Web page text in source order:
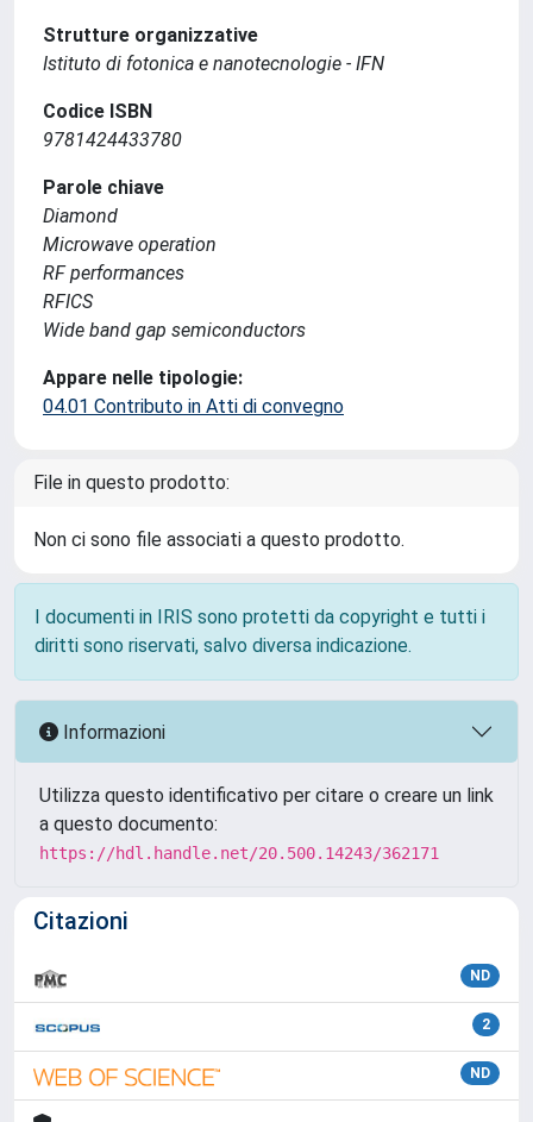
Strutture organizzative
Istituto di fotonica e nanotecnologie - IFN
Codice ISBN
9781424433780
Parole chiave
Diamond
Microwave operation
RF performances
RFICS
Wide band gap semiconductors
Appare nelle tipologie:
04.01 Contributo in Atti di convegno
File in questo prodotto:
Non ci sono file associati a questo prodotto.
I documenti in IRIS sono protetti da copyright e tutti i
diritti sono riservati, salvo diversa indicazione.
Informazioni
Utilizza questo identificativo per citare o creare un link
a questo documento:
https://hdl.handle.net/20.500.14243/362171
Citazioni
ND
2
ND